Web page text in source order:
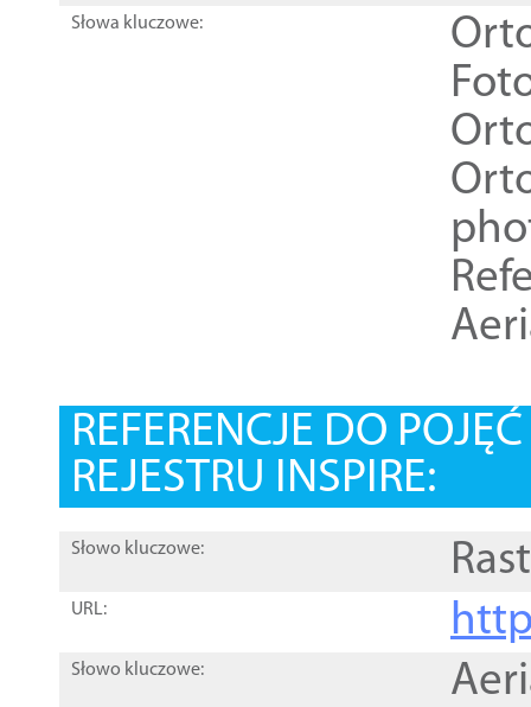
Słowa kluczowe:
REFERENCJE DO
REJESTRU INSPIRE:
Słowo kluczowe:
URL:
Słowo kluczowe: